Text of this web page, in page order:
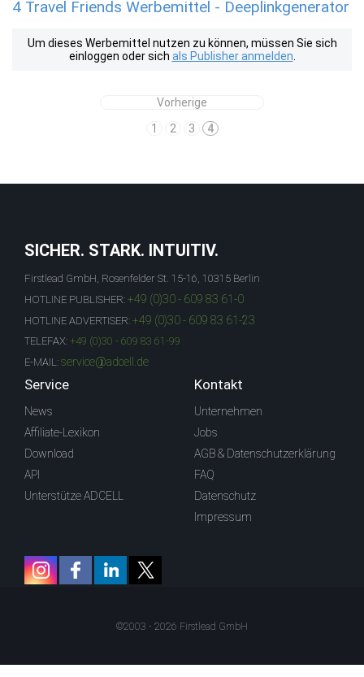
4 Travel Friends Werbemittel - Deeplinkgenerator
Um dieses Werbemittel nutzen zu können, müssen Sie sich
einloggen oder sich als Publisher anmelden
Vorherige
1
2 3 4
SICHER. STARK. INTUITIV.
Firstlead GmbH, Rosenfelder St. 15-16, 10315 Berlin
HOTLINE PUBLISHER: +49 (0)30 - 609 83 61-0
HOTLINE ADVERTISER: +49 (0)30 - 609 83 61-23
TELEFAX: +49 (0)30 - 609 83 61-99
E-MAIL: service@adcell.de
Service
News
Affiliate-Lexikon
Download
API
Unterstütze ADCELL
Kontakt
Unternehmen
Jobs
AGB & Datenschutzerklärung
FAQ
Datenschutz
Impressum
©2003 - 2026 Firstlead GmbH